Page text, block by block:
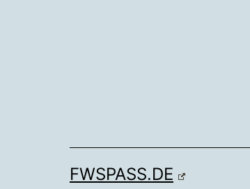
FWSPASS.DE